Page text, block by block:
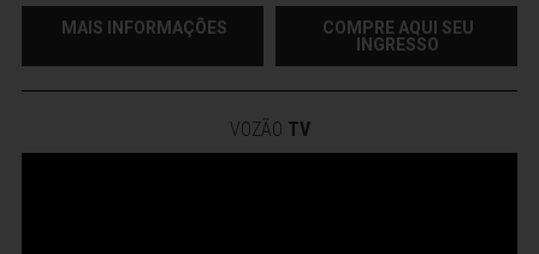
MAIS INFORMAÇÕES
COMPRE AQUI SEU
INGRESSO
VOZÃO TV